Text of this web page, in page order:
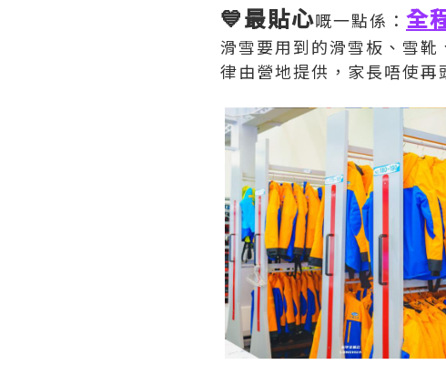
💙最貼心嘅一點係： 全
滑雪要用到的滑雪板、雪
律由營地提供，家長唔使再